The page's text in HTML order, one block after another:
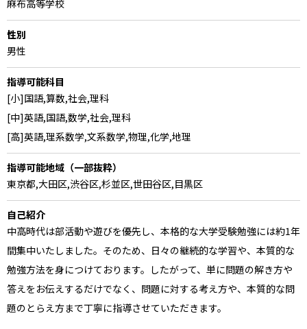
麻布高等学校
性別
男性
指導可能科目
[小]国語,算数,社会,理科
[中]英語,国語,数学,社会,理科
[高]英語,理系数学,文系数学,物理,化学,地理
指導可能地域（一部抜粋）
東京都,大田区,渋谷区,杉並区,世田谷区,目黒区
自己紹介
中高時代は部活動や遊びを優先し、本格的な大学受験勉強には約1年
間集中いたしました。そのため、日々の継続的な学習や、本質的な
勉強方法を身につけております。したがって、単に問題の解き方や
答えをお伝えするだけでなく、問題に対する考え方や、本質的な問
題のとらえ方まで丁寧に指導させていただきます。